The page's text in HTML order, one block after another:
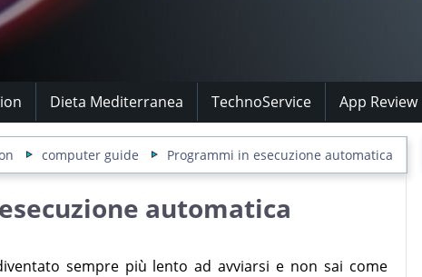
Dieta Mediterranea TechnoService App Review
computer guide Programmi in esecuzione automatica
automatica
sempre più lento ad avviarsi e non sai come